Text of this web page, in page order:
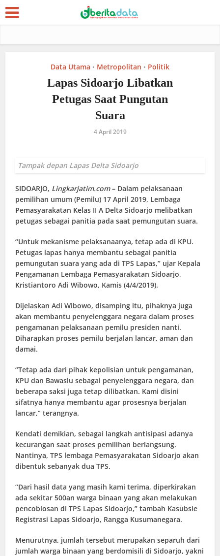
Data Utama • Metropolitan • Politik
Lapas Sidoarjo Libatkan
Petugas Saat Pungutan
Suara
4 April 2019
Tampak depan Lapas Delta Sidoarjo
SIDOARJO, Lingkarjatim.com– Dalam pelaksanaan
pemilihan umum (Pemilu) 17 April 2019, Lembaga
Pemasyarakatan Kelas II A Delta Sidoarjo melibatkan
petugas sebagai panitia pada saat pemungutan suara.
“Untuk mekanisme pelaksanaanya, tetap ada di KPU.
Petugas lapas hanya membantu sebagai panitia
pemungutan suara yang ada di TPS Lapas,” ujar Kepala
Pengamanan Lembaga Pemasyarakatan Sidoarjo,
Kristiantoro Adi Wibowo, Kamis (4/4/2019).
Dijelaskan Adi Wibowo, disamping itu, pihaknya juga
akan membantu penyelenggara negara dalam proses
pengamanan pelaksanaan pemilu presiden nanti.
Diharapkan proses pemilu berjalan lancar, aman dan
damai.
“Tetap ada dari pihak kepolisian untuk pengamanan,
KPU dan Bawaslu sebagai penyelenggara negara, dan
beberapa saksi juga tetap dilibatkan. Kami disini
sifatnya hanya membantu agar prosesnya berjalan
lancar,” terangnya.
Kendati demikian, sebagai langkah antisipasi adanya
kecurangan saat proses pemilihan berlangsung.
Nantinya, TPS lembaga Pemasyarakatan Sidoarjo akan
dibentuk sebanyak dua TPS.
“Dari hasil data yang masih kami terima, diperkirakan
ada sekitar 500an warga binaan yang akan melakukan
pencoblosan di TPS Lapas Sidoarjo,” tambah Kasubsie
Registrasi Lapas Sidoarjo, Rangga Kusumanegara.
Menurutnya, jumlah tersebut merupakan separuh dari
jumlah warga binaan yang berdomisili di Sidoarjo, yakni